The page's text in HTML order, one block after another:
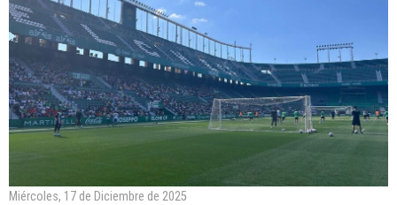
Miércoles, 17 de Diciembre de 2025